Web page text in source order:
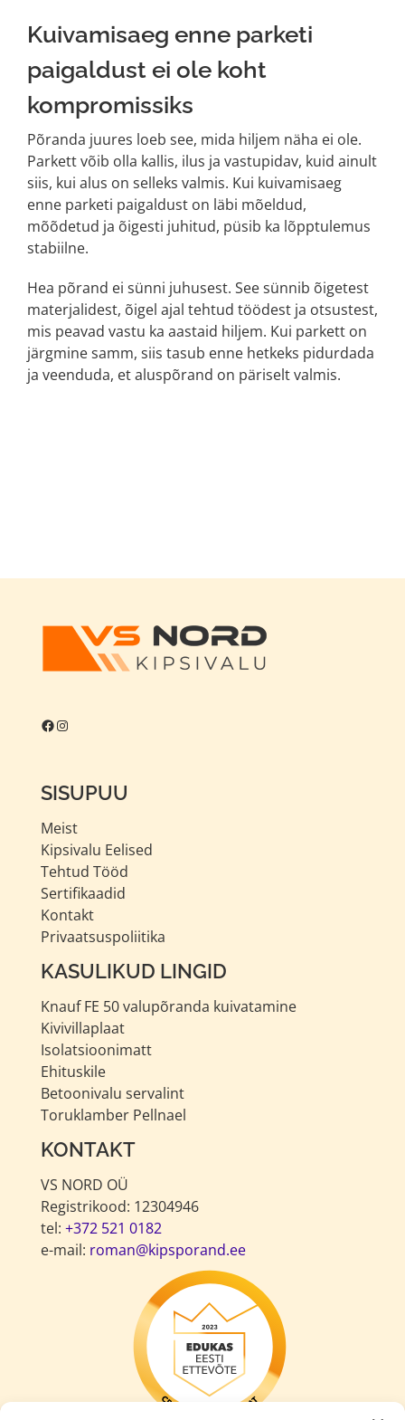
Kuivamisaeg enne parketi
paigaldust ei ole koht
kompromissiks
Põranda juures loeb see, mida hiljem näha ei ole.
Parkett võib olla kallis, ilus ja vastupidav, kuid ainult
siis, kui alus on selleks valmis. Kui kuivamisaeg
enne parketi paigaldust on läbi mõeldud,
mõõdetud ja õigesti juhitud, püsib ka lõpptulemus
stabiilne.
Hea põrand ei sünni juhusest. See sünnib õigetest
materjalidest, õigel ajal tehtud töödest ja otsustest,
mis peavad vastu ka aastaid hiljem. Kui parkett on
järgmine samm, siis tasub enne hetkeks pidurdada
ja veenduda, et aluspõrand on päriselt valmis.
Facebook
Instagram
SISUPUU
Meist
Kipsivalu Eelised
Tehtud Tööd
Sertifikaadid
Kontakt
Privaatsuspoliitika
KASULIKUD LINGID
Knauf FE 50 valupõranda kuivatamine
Kivivillaplaat
Isolatsioonimatt
Ehituskile
Betoonivalu servalint
Toruklamber Pellnael
KONTAKT
VS NORD OÜ
Registrikood: 12304946
tel: +372 521 0182
e-mail: roman@kipsporand.ee